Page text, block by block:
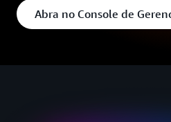
Abra no Console de